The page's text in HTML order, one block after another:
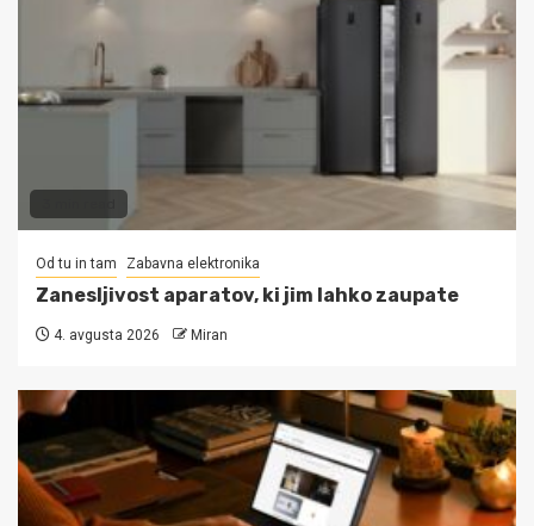
Od tu in tam Zabavna elektronika
Zanesljivost aparatov, ki jim lahko zaupate
4. avgusta 2026 Miran